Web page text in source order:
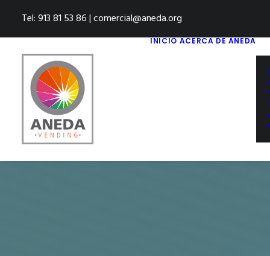
Tel: 913 81 53 86 | comercial@aneda.org
INICIO ACERCA DE ANEDA